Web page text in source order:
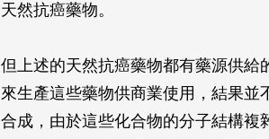
天然抗癌藥物。
但上述的天然抗癌藥物都有藥源供給
來生產這些藥物供商業使用，結果
合成，由於這些化合物的分子結構